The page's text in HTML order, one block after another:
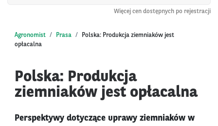
Więcej cen dostępnych po rejestracji
Agronomist Prasa
Polska: Produkcja ziemniaków jest
opłacalna
Polska: Produkcja
ziemniaków jest opłacalna
Perspektywy dotyczące uprawy ziemniaków w